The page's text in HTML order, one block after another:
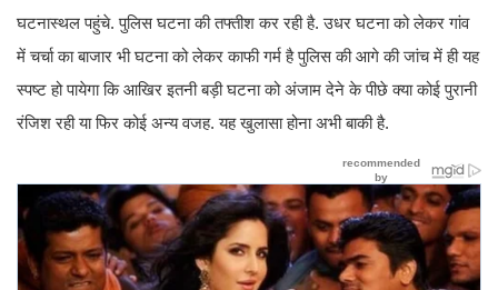
घटनास्थल पहुंचे. पुलिस घटना की तफ्तीश कर रही है. उधर घटना को लेकर गांव
में चर्चा का बाजार भी घटना को लेकर काफी गर्म है पुलिस की आगे की जांच में ही यह
स्पष्ट हो पायेगा कि आखिर इतनी बड़ी घटना को अंजाम देने के पीछे क्या कोई पुरानी
रंजिश रही या फिर कोई अन्य वजह. यह खुलासा होना अभी बाकी है.